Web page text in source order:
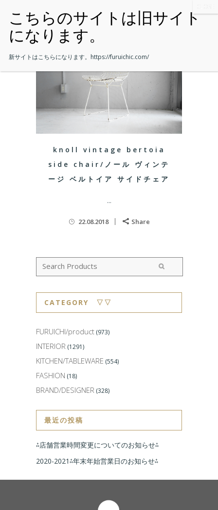
knoll vintage bertoia
side chair/ノール ヴィンテ
ージ ベルトイア サイドチェア
...
22.08.2018 Share
CATEGORY ▽▽
FURUICHI/product (973)
INTERIOR (1291)
KITCHEN/TABLEWARE (554)
FASHION (18)
BRAND/DESIGNER (328)
最近の投稿
⁂店舗営業時間変更についてのお知らせ⁂
2020-2021⁂年末年始営業日のお知らせ⁂
新サイトはこちらになります。 https://furuichic.com/